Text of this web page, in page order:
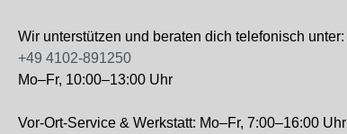
Wir unterstützen und beraten dich telefonisch unter:
+49 4102-891250
Mo–Fr, 10:00–13:00 Uhr
Vor-Ort-Service & Werkstatt: Mo–Fr, 7:00–16:00 Uhr